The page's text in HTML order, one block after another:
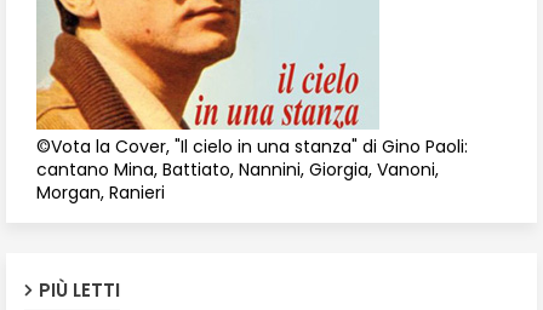
©Vota la Cover, "Il cielo in una stanza" di Gino Paoli:
cantano Mina, Battiato, Nannini, Giorgia, Vanoni,
Morgan, Ranieri
PIÙ LETTI